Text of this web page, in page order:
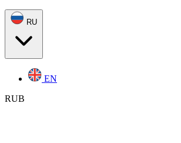
RU
EN
RUB